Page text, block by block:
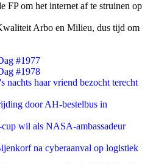
om het internet af te struinen op
Arbo en Milieu, dus tijd om
#1977
#1978
nachts haar vriend bezocht terecht
door AH-bestelbus in
wil als NASA-ambassadeur
na cyberaanval op logistiek